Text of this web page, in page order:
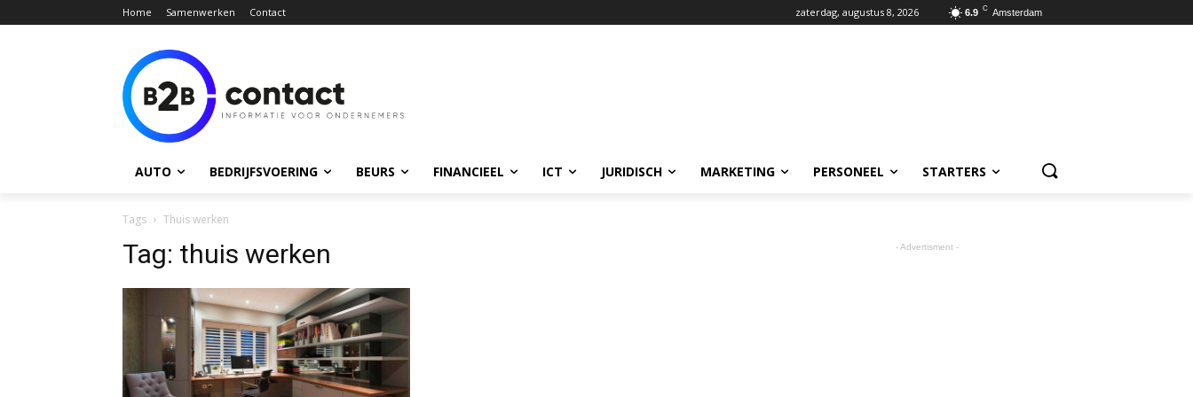
6.9 C Amsterdam
zaterdag, augustus 8, 2026
Home Samenwerken Contact
AUTO BEDRIJFSVOERING BEURS FINANCIEEL ICT JURIDISCH MARKETING PERSONEEL STARTERS
Tags Thuis werken
Tag: thuis werken - Advertisment -